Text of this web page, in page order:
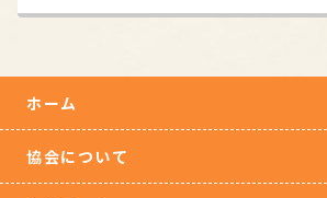
ホーム
協会について